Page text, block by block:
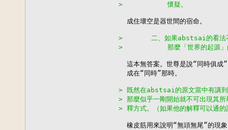
>           懷疑。
  成住壞空是器世間的宿命。
>       二、如果abstsai的看法
>           那麼「世界的起源」的
這本無答案。世尊是說“同時俱成
  成在“同時”那時。
> 既然在abstsai的原文當中有講到
> 那麼似乎一剛開始就不可出現其
> 釋方式。（如果他的解釋可以通
橡皮筋用來說明“無頭無尾”的現